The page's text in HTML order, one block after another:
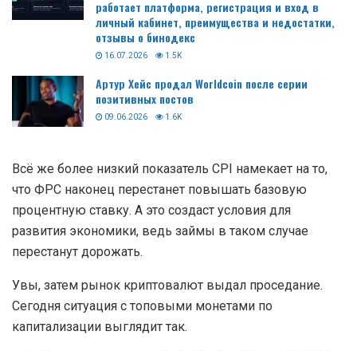
работает платформа, регистрация и вход в
личный кабинет, преимущества и недостатки,
отзывы о бинодекс
16.07.2026 1.5K
Артур Хейс продал Worldcoin после серии
позитивных постов
09.06.2026 1.6K
Всё же более низкий показатель CPI намекает на то,
что ФРС наконец перестанет повышать базовую
процентную ставку. А это создаст условия для
развития экономики, ведь займы в таком случае
перестанут дорожать.
Увы, затем рынок криптовалют выдал проседание.
Сегодня ситуация с топовыми монетами по
капитализации выглядит так.